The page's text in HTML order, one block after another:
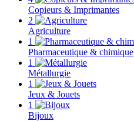
Copieurs & Imprimantes
2
Agriculture
1
Pharmaceutique & chimique
1
Métallurgie
1
Jeux & Jouets
1
Bijoux